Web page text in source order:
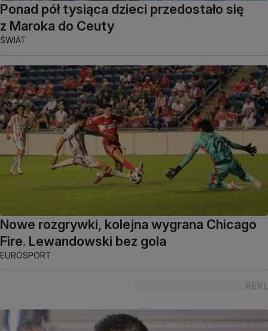
Ponad pół tysiąca dzieci przedostało się
z Maroka do Ceuty
ŚWIAT
Nowe rozgrywki, kolejna wygrana Chicago
Fire. Lewandowski bez gola
EUROSPORT